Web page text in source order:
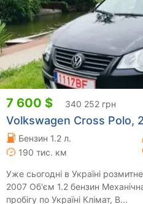
7 600 $ 340 252 грн
Volkswagen Cross Polo,
Бензин 1.2 л.
190 тис. км
Уже сьогодні в Україні
2007 Об'єм 1.2 бензин
пробігу по Україні Клімат, В...